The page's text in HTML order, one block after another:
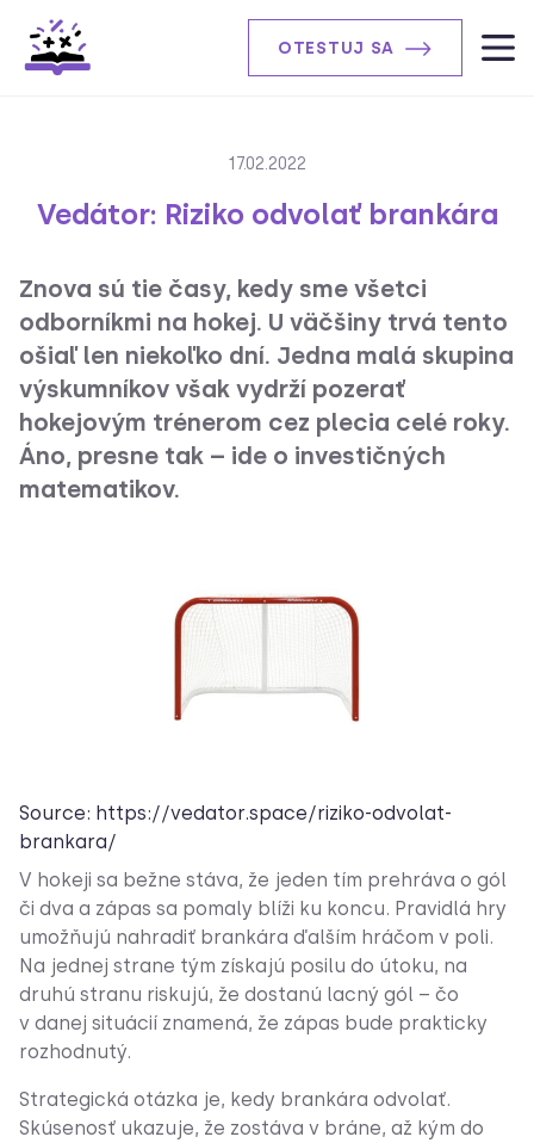
OTESTUJ SA
17.02.2022
Vedátor: Riziko odvolať brankára
Znova sú tie časy, kedy sme všetci
odborníkmi na hokej. U väčšiny trvá tento
ošiaľ len niekoľko dní. Jedna malá skupina
výskumníkov však vydrží pozerať
hokejovým trénerom cez plecia celé roky.
Áno, presne tak – ide o investičných
matematikov.
Source: https://vedator.space/riziko-odvolat-
brankara/
V hokeji sa bežne stáva, že jeden tím prehráva o gól
či dva a zápas sa pomaly blíži ku koncu. Pravidlá hry
umožňujú nahradiť brankára ďalším hráčom v poli.
Na jednej strane tým získajú posilu do útoku, na
druhú stranu riskujú, že dostanú lacný gól – čo
v danej situácií znamená, že zápas bude prakticky
rozhodnutý.
Strategická otázka je, kedy brankára odvolať.
Skúsenosť ukazuje, že zostáva v bráne, až kým do